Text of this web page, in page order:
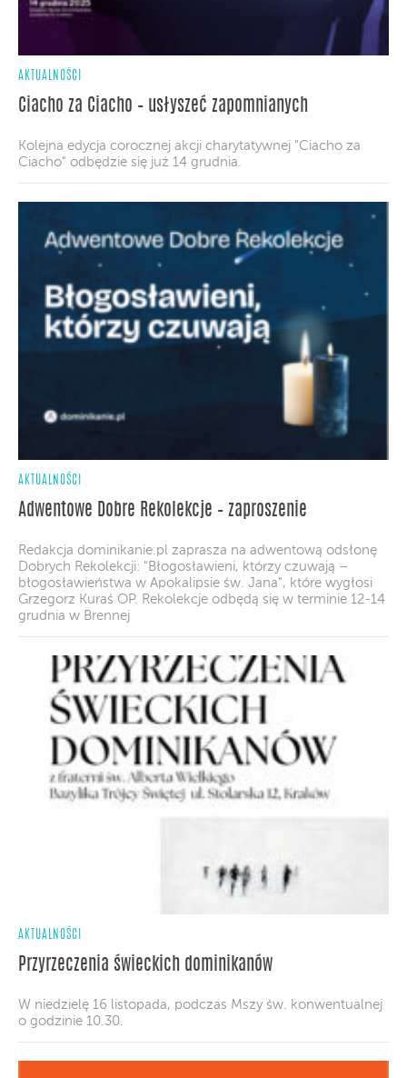
AKTUALNOŚCI
Ciacho za Ciacho – usłyszeć zapomnianych
Kolejna edycja corocznej akcji charytatywnej "Ciacho za
Ciacho" odbędzie się już 14 grudnia.
AKTUALNOŚCI
Adwentowe Dobre Rekolekcje – zaproszenie
Redakcja dominikanie.pl zaprasza na adwentową odsłonę
Dobrych Rekolekcji: "Błogosławieni, którzy czuwają –
błogosławieństwa w Apokalipsie św. Jana", które wygłosi
Grzegorz Kuraś OP. Rekolekcje odbędą się w terminie 12-14
grudnia w Brennej
AKTUALNOŚCI
Przyrzeczenia świeckich dominikanów
W niedzielę 16 listopada, podczas Mszy św. konwentualnej
o godzinie 10.30.